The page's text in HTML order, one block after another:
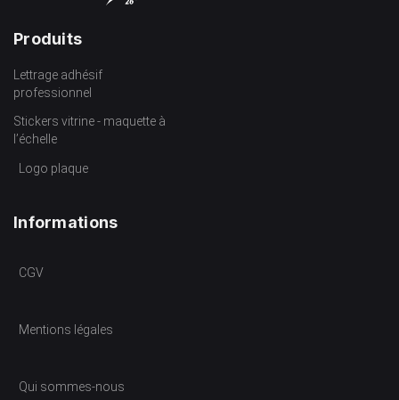
Produits
Lettrage adhésif
professionnel
Stickers vitrine - maquette à
l’échelle
Logo plaque
Informations
CGV
Mentions légales
Qui sommes-nous